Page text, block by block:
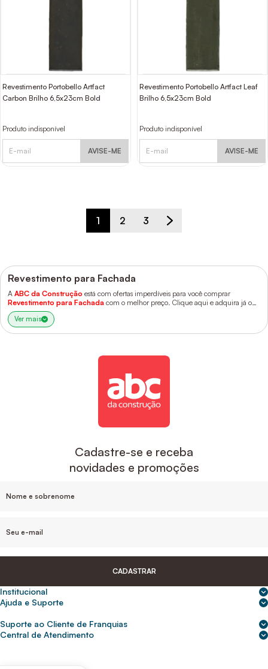
Revestimento Portobello Artfact
Carbon Brilho 6,5x23cm Bold
Produto indisponível
AVISE-ME
Revestimento Portobello Artfact Leaf
Brilho 6,5x23cm Bold
Produto indisponível
AVISE-ME
1 2 3
Revestimento para Fachada
A ABC da Construção está com ofertas imperdíveis para você comprar
Revestimento para Fachada com o melhor preço. Clique aqui e adquira já o
seu!
Ver mais
Cadastre-se e receba
novidades e promoções
CADASTRAR
Institucional
Sobre nós
Para empresas
Ajuda e Suporte
Frete e entrega
Suporte ao Cliente de Franquias
2ª Via de Boletos - Crédito ABC
Central de Atendimento